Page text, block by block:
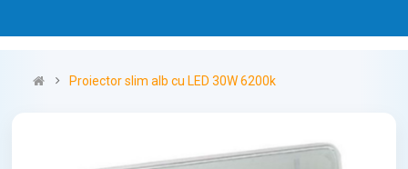
Proiector slim alb cu LED 30W 6200k